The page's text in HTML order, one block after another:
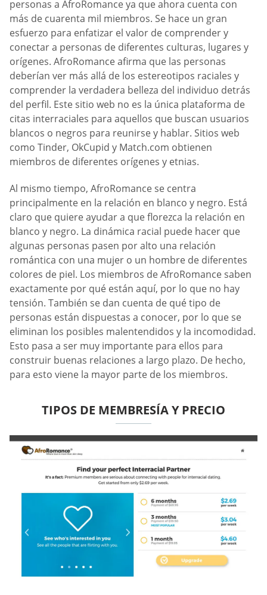
personas a AfroRomance ya que ahora cuenta con
más de cuarenta mil miembros. Se hace un gran
esfuerzo para enfatizar el valor de comprender y
conectar a personas de diferentes culturas, lugares y
orígenes. AfroRomance afirma que las personas
deberían ver más allá de los estereotipos raciales y
comprender la verdadera belleza del individuo detrás
del perfil. Este sitio web no es la única plataforma de
citas interraciales para aquellos que buscan usuarios
blancos o negros para reunirse y hablar. Sitios web
como Tinder, OkCupid y Match.com obtienen
miembros de diferentes orígenes y etnias.
Al mismo tiempo, AfroRomance se centra
principalmente en la relación en blanco y negro. Está
claro que quiere ayudar a que florezca la relación en
blanco y negro. La dinámica racial puede hacer que
algunas personas pasen por alto una relación
romántica con una mujer o un hombre de diferentes
colores de piel. Los miembros de AfroRomance saben
exactamente por qué están aquí, por lo que no hay
tensión. También se dan cuenta de qué tipo de
personas están dispuestas a conocer, por lo que se
eliminan los posibles malentendidos y la incomodidad.
Esto pasa a ser muy importante para ellos para
construir buenas relaciones a largo plazo. De hecho,
para esto viene la mayor parte de los miembros.
TIPOS DE MEMBRESÍA Y PRECIO